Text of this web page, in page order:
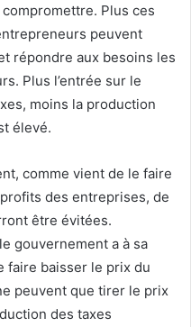
Plus ces
peuvent
répondre aux besoins les
Plus l’entrée sur le
moins la production
élevé.
comme vient de le faire
des entreprises, de
être évitées.
gouvernement a à sa
faire baisser le prix du
peuvent que tirer le prix
des taxes